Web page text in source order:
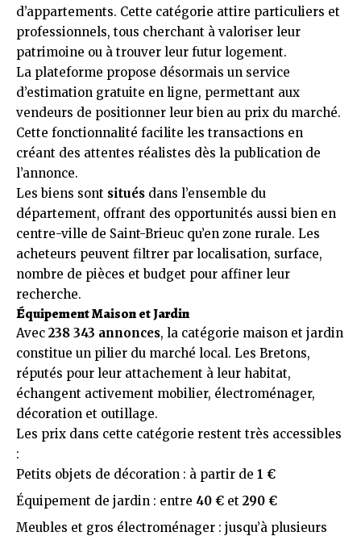
d’appartements. Cette catégorie attire particuliers et
professionnels, tous cherchant à valoriser leur
patrimoine ou à trouver leur futur logement.
La plateforme propose désormais un service
d’estimation gratuite en ligne, permettant aux
vendeurs de positionner leur bien au prix du marché.
Cette fonctionnalité facilite les transactions en
créant des attentes réalistes dès la publication de
l’annonce.
Les biens sont situés dans l’ensemble du
département, offrant des opportunités aussi bien en
centre-ville de Saint-Brieuc qu’en zone rurale. Les
acheteurs peuvent filtrer par localisation, surface,
nombre de pièces et budget pour affiner leur
recherche.
Équipement Maison et Jardin
Avec 238 343 annonces, la catégorie maison et jardin
constitue un pilier du marché local. Les Bretons,
réputés pour leur attachement à leur habitat,
échangent activement mobilier, électroménager,
décoration et outillage.
Les prix dans cette catégorie restent très accessibles
:
Petits objets de décoration : à partir de 1 €
Équipement de jardin : entre 40 € et 290 €
Meubles et gros électroménager : jusqu’à plusieurs